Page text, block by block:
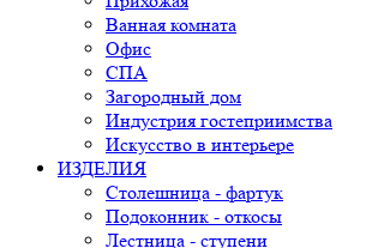
Ванная комната
Офис
СПА
Загородный дом
Индустрия гостеприимства
Искусство в интерьере
ИЗДЕЛИЯ
Столешница - фартук
Подоконник - откосы
Лестница - ступени